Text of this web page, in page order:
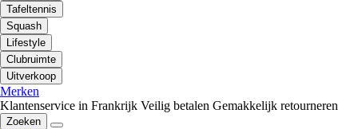
Tafeltennis
Squash
Lifestyle
Clubruimte
Uitverkoop
Merken
Klantenservice in Frankrijk Veilig betalen Gemakkelijk retourneren
Zoeken